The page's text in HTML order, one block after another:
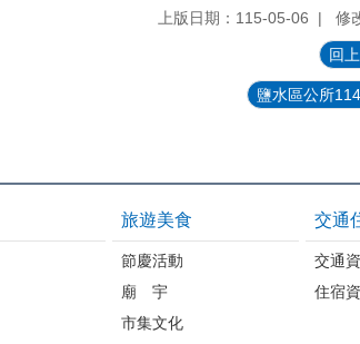
上版日期：115-05-06 修
回
鹽水區公所
旅遊美食
節慶活動
廟 宇
市集文化
交通
交通
住宿